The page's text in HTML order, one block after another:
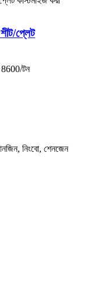
প্লেট
টন
নিংবো, শেনজেন